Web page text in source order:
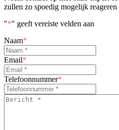
zullen zo spoedig mogelijk
"*" geeft vereiste velden aan
Naam*
Email*
Telefoonnummer*
Bericht